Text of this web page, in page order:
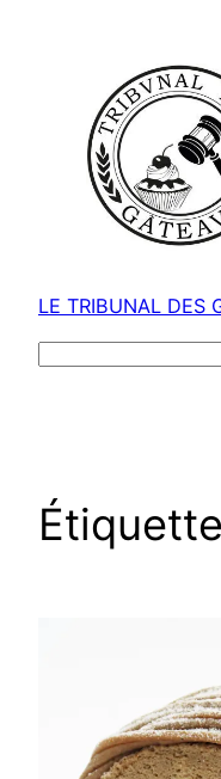
LE TRIBUNAL DES